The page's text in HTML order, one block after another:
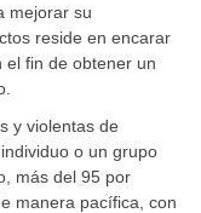
mejorar su
reside en encarar
el fin de obtener un
y violentas de
o un grupo
más del 95 por
manera pacífica, con